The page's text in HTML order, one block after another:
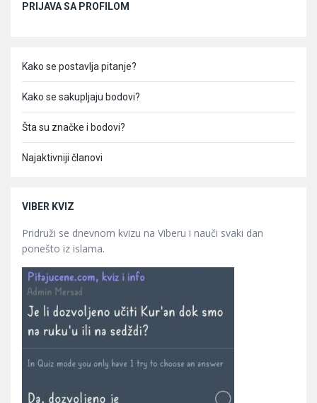
PRIJAVA SA PROFILOM
Kako se postavlja pitanje?
Kako se sakupljaju bodovi?
Šta su značke i bodovi?
Najaktivniji članovi
VIBER KVIZ
Pridruži se dnevnom kvizu na Viberu i nauči svaki dan
ponešto iz islama.